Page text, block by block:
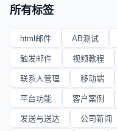
所有标签
html邮件 AB测试
触发邮件 视频教程
联系人管理 移动端
平台功能 客户案例
发送与送达 公司新闻